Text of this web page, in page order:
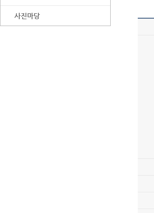
사진마당